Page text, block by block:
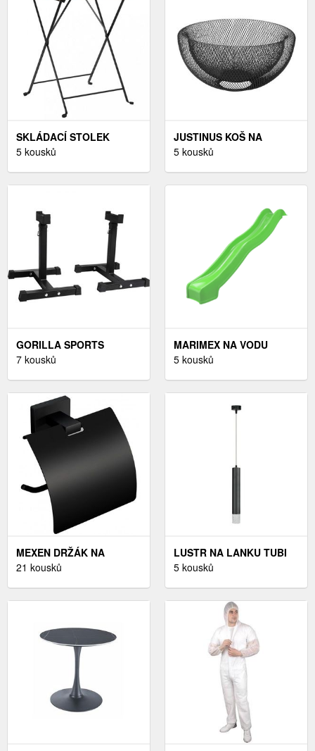
SKLÁDACÍ STOLEK
AKÁCIE / ČERNÁ
5 kousků
JUSTINUS KOŠ NA
OVOCE - ČERNÁ
5 kousků
GORILLA SPORTS
STOJAN NA ČINKY,
7 kousků
MARIMEX NA VODU
ZELENÁ 3 M
5 kousků
MEXEN DRŽÁK NA
TOALETNÍ PAPÍR- ČERNÝ
21 kousků
LUSTR NA LANKU TUBI
1XGU10/8W/230V ČERNÁ
5 kousků